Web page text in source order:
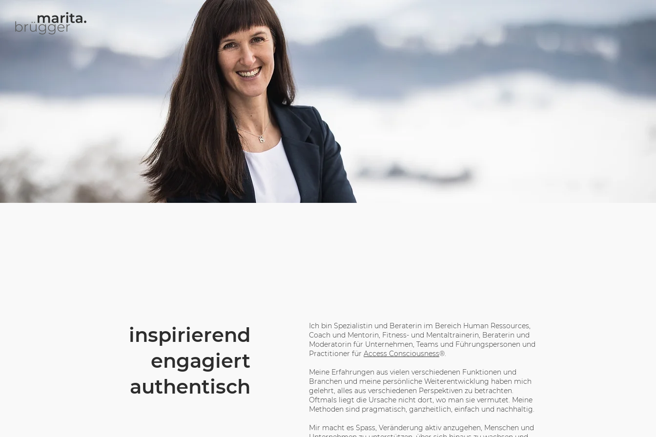
inspirierend
engagiert
authentisch
Ich bin Spezialistin und Beraterin im Bereich Human Ressources,
Coach und Mentorin, Fitness- und Mentaltrainerin, Beraterin und
Moderatorin für Unternehmen, Teams und Führungspersonen und
Practitioner für Access Consciousness®.
Meine Erfahrungen aus vielen verschiedenen Funktionen und
Branchen und meine persönliche Weiterentwicklung haben mich
gelehrt, alles aus verschiedenen Perspektiven zu betrachten.
Oftmals liegt die Ursache nicht dort, wo man sie vermutet. Meine
Methoden sind pragmatisch, ganzheitlich, einfach und nachhaltig.
Mir macht es Spass, Veränderung aktiv anzugehen, Menschen und